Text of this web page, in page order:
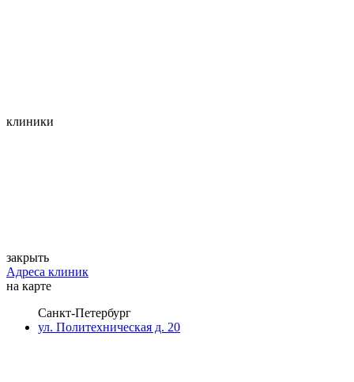
клиники
закрыть
Адреса клиник
на карте
Санкт-Петербург
ул. Политехническая д. 20